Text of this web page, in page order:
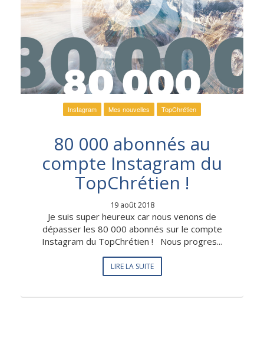
Instagram Mes nouvelles TopChrétien
80 000 abonnés au
compte Instagram du
TopChrétien !
19 août 2018
Je suis super heureux car nous venons de
dépasser les 80 000 abonnés sur le compte
Instagram du TopChrétien ! Nous progres...
LIRE LA SUITE